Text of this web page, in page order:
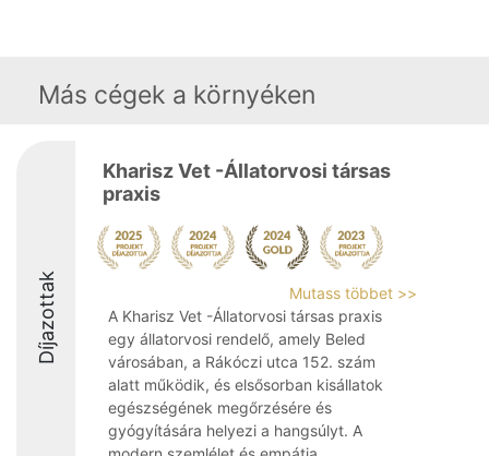
Más cégek a környéken
Díjazottak
Kharisz Vet -Állatorvosi társas
praxis
Mutass többet >>
A Kharisz Vet -Állatorvosi társas praxis
egy állatorvosi rendelő, amely Beled
városában, a Rákóczi utca 152. szám
alatt működik, és elsősorban kisállatok
egészségének megőrzésére és
gyógyítására helyezi a hangsúlyt. A